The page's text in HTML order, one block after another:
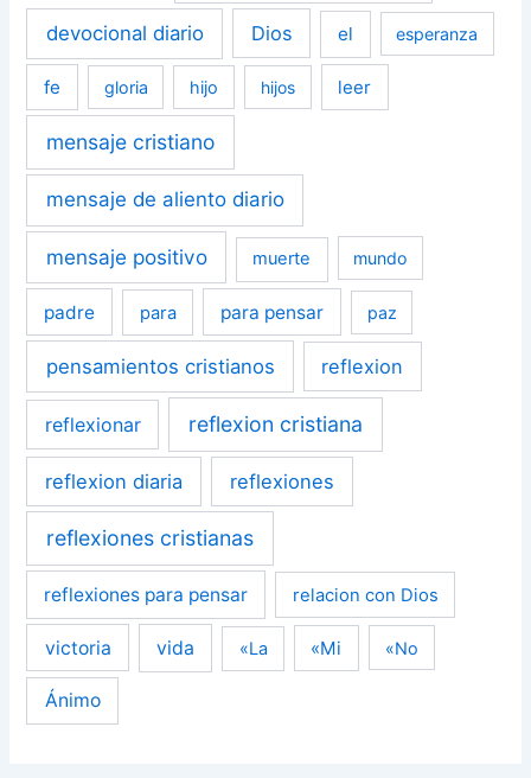
devocional diario Dios el esperanza
fe gloria hijo hijos leer
mensaje cristiano
mensaje de aliento diario
mensaje positivo muerte mundo
padre para para pensar paz
pensamientos cristianos reflexion
reflexionar reflexion cristiana
reflexion diaria reflexiones
reflexiones cristianas
reflexiones para pensar relacion con Dios
victoria vida «La «Mi «No
Ánimo